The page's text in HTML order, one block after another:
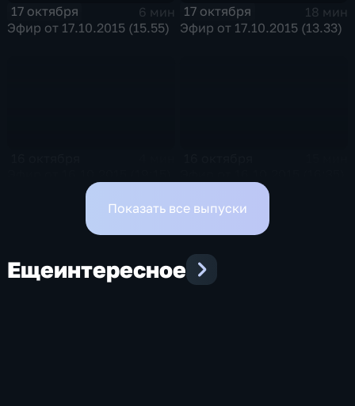
17 октября
6 мин
Эфир от 17.10.2015 (15.55)
17 октября
18 мин
Эфир от 17.10.2015 (13.33)
Показать все выпуски
Ещеинтересное